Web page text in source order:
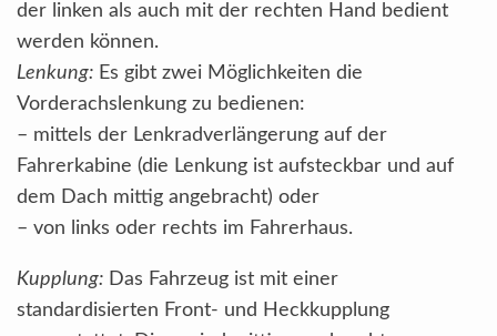
der linken als auch mit der rechten Hand bedient
werden können.
Lenkung: Es gibt zwei Möglichkeiten die
Vorderachslenkung zu bedienen:
– mittels der Lenkradverlängerung auf der
Fahrerkabine (die Lenkung ist aufsteckbar und auf
dem Dach mittig angebracht) oder
– von links oder rechts im Fahrerhaus.
Kupplung: Das Fahrzeug ist mit einer
standardisierten Front- und Heckkupplung